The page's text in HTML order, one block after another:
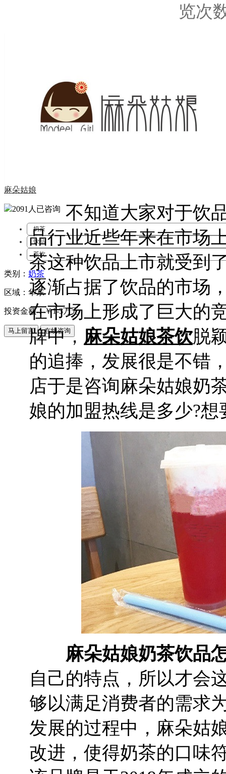
览次
麻朵姑娘
2091人 已咨询
奶茶
饮品
茶饮
类别： 奶茶
区域：华东
投资金额：￥1-3万元
不知道大家对于饮品
品行业近些年来在市场
茶这种饮品上市就受到
逐渐占据了饮品的市场
在市场上形成了巨大的
牌中， 麻朵姑娘茶饮脱
的追捧，发展很是不错
店于是咨询麻朵姑娘奶
娘的加盟热线是多少?
麻朵姑娘奶茶饮品
自己的特点，所以才会
够以满足消费者的需求
发展的过程中，麻朵姑
改进，使得奶茶的口味